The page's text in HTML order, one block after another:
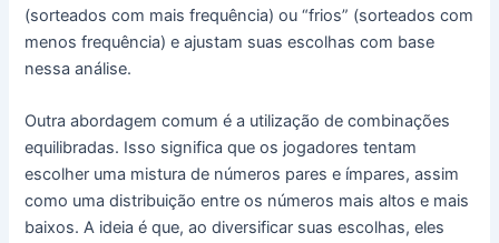
(sorteados com mais frequência) ou “frios” (sorteados com
menos frequência) e ajustam suas escolhas com base
nessa análise.
Outra abordagem comum é a utilização de combinações
equilibradas. Isso significa que os jogadores tentam
escolher uma mistura de números pares e ímpares, assim
como uma distribuição entre os números mais altos e mais
baixos. A ideia é que, ao diversificar suas escolhas, eles